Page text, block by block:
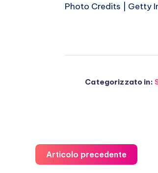
Photo Credits | Getty
Categorizzato in:
Articolo precedente